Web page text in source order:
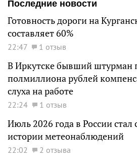
Последние новости
Готовность дороги на
составляет 60%
22:47 1 отзыв
В Иркутске бывший штурман
полмиллиона рублей
слуха на работе
22:24 1 отзыв
Июль 2026 года в России
истории метеонаблюдений
22:02 2 отзыва